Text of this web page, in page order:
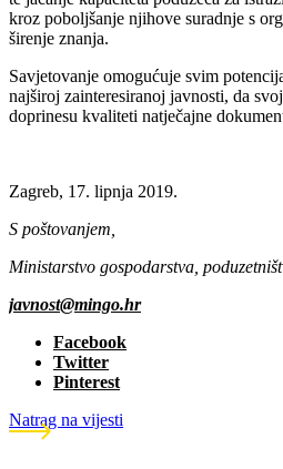
kroz poboljšanje njihove suradnje s
širenje znanja.
Savjetovanje omogućuje svim
najširoj zainteresiranoj javnosti, da
doprinesu kvaliteti natječajne
Zagreb, 17. lipnja 2019.
S poštovanjem,
Ministarstvo gospodarstva,
javnost@mingo.hr
Facebook
Twitter
Pinterest
Natrag na vijesti